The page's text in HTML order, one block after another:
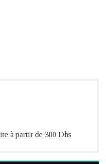
à partir de 300 Dhs